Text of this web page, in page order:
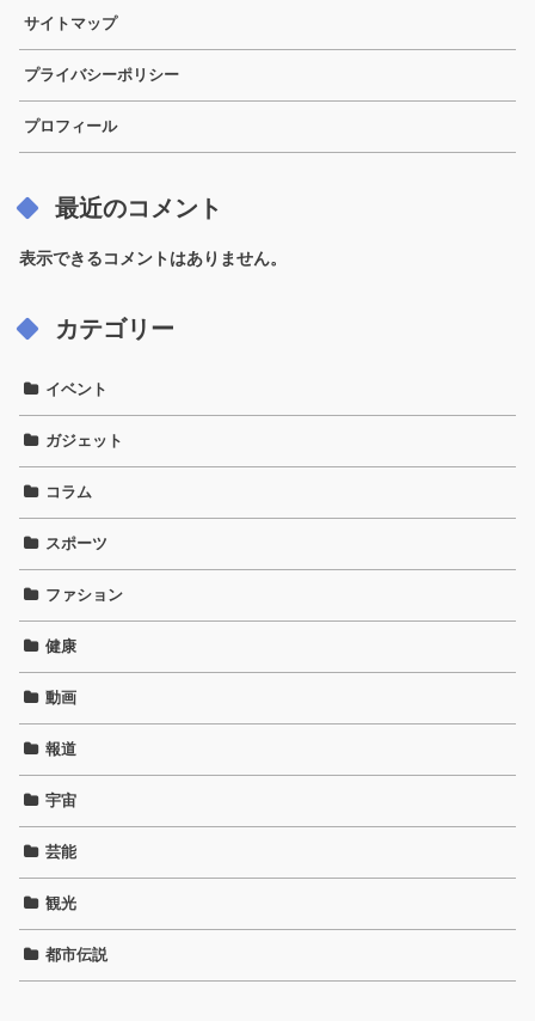
サイトマップ
プライバシーポリシー
プロフィール
最近のコメント
表示できるコメントはありません。
カテゴリー
イベント
ガジェット
コラム
スポーツ
ファション
健康
動画
報道
宇宙
芸能
観光
都市伝説